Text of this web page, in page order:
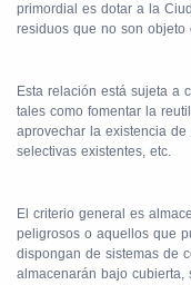
primordial es dotar a la
residuos que no son objeto
Esta relación está sujeta a
tales como fomentar la
aprovechar la existencia
selectivas existentes, etc.
El criterio general es
peligrosos o aquellos que
dispongan de sistemas de
almacenarán bajo cubierta,